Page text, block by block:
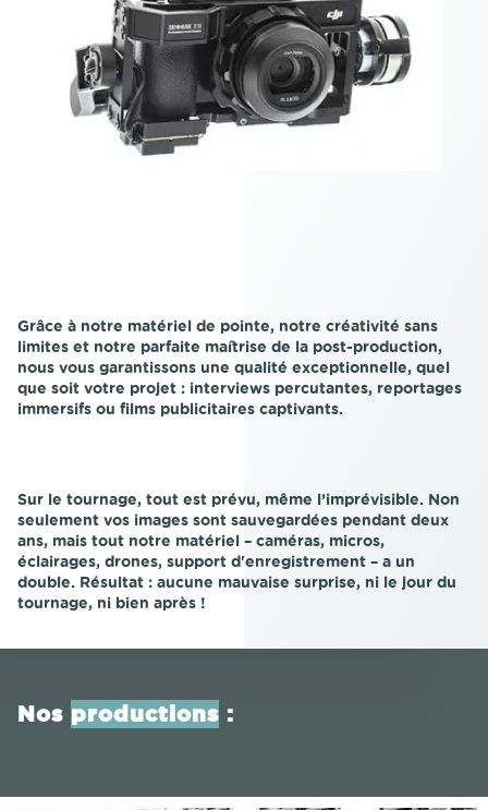
Grâce à notre matériel de pointe, notre créativité sans
limites et notre parfaite maîtrise de la post-production,
nous vous garantissons une qualité exceptionnelle, quel
que soit votre projet : interviews percutantes, reportages
immersifs ou films publicitaires captivants.
Sur le tournage, tout est prévu, même l’imprévisible. Non
seulement vos images sont sauvegardées pendant deux
ans, mais tout notre matériel – caméras, micros,
éclairages, drones, support d'enregistrement – a un
double. Résultat : aucune mauvaise surprise, ni le jour du
tournage, ni bien après !
Nos productions :